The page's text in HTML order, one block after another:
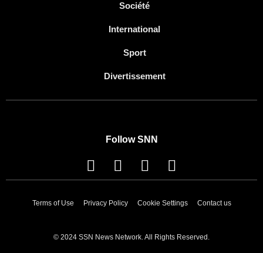
Société
International
Sport
Divertissement
Follow SNN
Terms of Use Privacy Policy Cookie Settings Contact us
© 2024 SSN News Network. All Rights Reserved.